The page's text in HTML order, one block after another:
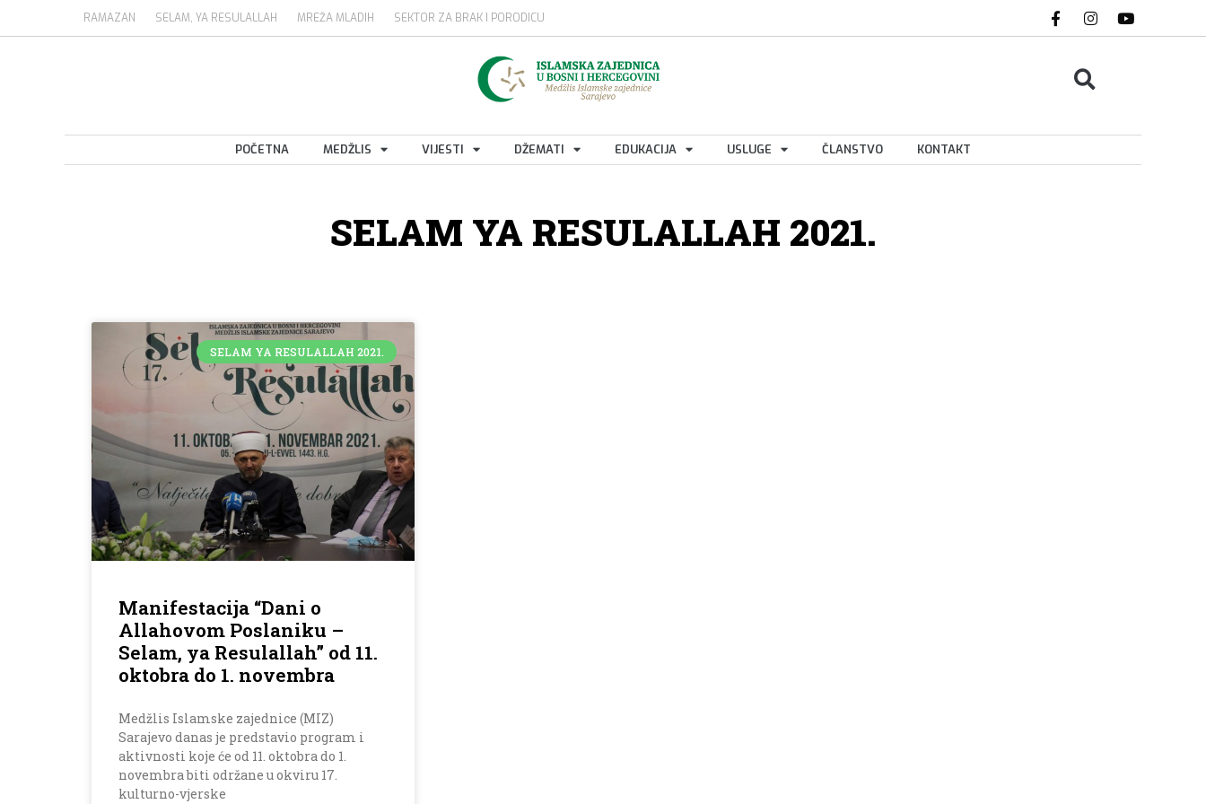
RAMAZAN SELAM, YA RESULALLAH MREŽA MLADIH SEKTOR ZA BRAK I PORODICU
POČETNA MEDŽLIS VIJESTI DŽEMATI EDUKACIJA USLUGE ČLANSTVO KONTAKT
SELAM YA RESULALLAH 2021.
SELAM YA RESULALLAH 2021.
Manifestacija “Dani o
Allahovom Poslaniku –
Selam, ya Resulallah” od 11.
oktobra do 1. novembra
Medžlis Islamske zajednice (MIZ)
Sarajevo danas je predstavio program i
aktivnosti koje će od 11. oktobra do 1.
novembra biti održane u okviru 17.
kulturno-vjerske